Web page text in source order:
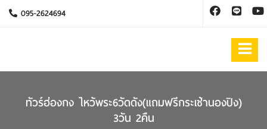
095-2624694
ทัวร์ฮ่องกง ไหว้พระ6วัดดัง(แถมฟรีกระเช้านองปิง)
3วัน 2คืน